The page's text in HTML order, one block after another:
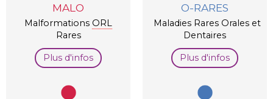
MALO
Malformations ORL
Rares
Plus d'infos
O-RARES
Maladies Rares Orales et
Dentaires
Plus d'infos